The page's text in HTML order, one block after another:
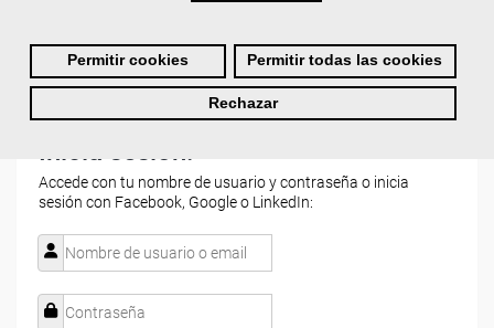
Permitir cookies Permitir todas las cookies
Rechazar
Inicia sesión:
Accede con tu nombre de usuario y contraseña o inicia
sesión con Facebook, Google o LinkedIn: